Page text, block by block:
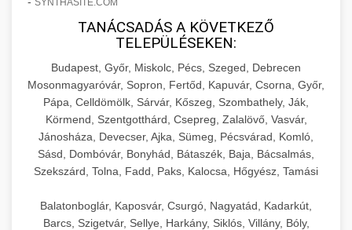
hőmérséklet-szabályozással.
chef-iparikonyhagepek.hu
kereskedelmi sütősütő
Professzionális hűtőegységek és hűtőkamrák
kereskedelmi konyhák számára.
Energiahatékony hűtési megoldások nagy
kapacitással.
chef-iparikonyhagepek.hu
kereskedelmi hűtőegység
💧 26. Ipari Mosogatógép
Kereskedelmi mosogatóberendezések nagy
forgalmú éttermi műveletekhez. Gyors tisztítási
ciklusok fertőtlenítési képességekkel.
chef-iparikonyhagepek.hu
kereskedelmi mosogatógép
🧀 27. Ipari Sajtreszelő Gép +
Ipari sajtreszelők és aprítógépek kereskedelmi
élelmiszer-előkészítéshez. Különböző reszelési
méretek különböző alkalmazásokhoz.
chef-iparikonyhagepek.hu
🍳 28. Nagykonyhai
+
Teljes körű nagykonyhai berendezések és
SYNTHASITE.COM
TANÁCSADÁS A KÖVETKEZŐ
TELEPÜLÉSEKEN:
Budapest, Győr, Miskolc, Pécs, Szeged, Debrecen
Mosonmagyaróvár, Sopron, Fertőd, Kapuvár, Csorna, Győr,
Pápa, Celldömölk, Sárvár, Kőszeg, Szombathely, Ják,
Körmend, Szentgotthárd, Csepreg, Zalalövő, Vasvár,
Jánosháza, Devecser, Ajka, Sümeg, Pécsvárad, Komló,
Sásd, Dombóvár, Bonyhád, Bátaszék, Baja, Bácsalmás,
Szekszárd, Tolna, Fadd, Paks, Kalocsa, Hőgyész, Tamási
Balatonboglár, Kaposvár, Csurgó, Nagyatád, Kadarkút,
Barcs, Szigetvár, Sellye, Harkány, Siklós, Villány, Bóly,